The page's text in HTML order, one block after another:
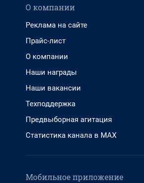
О компании
Реклама на сайте
Прайс-лист
О компании
Наши награды
Наши вакансии
Техподдержка
Предвыборная агитация
Статистика канала в MAX
Мобильное приложение